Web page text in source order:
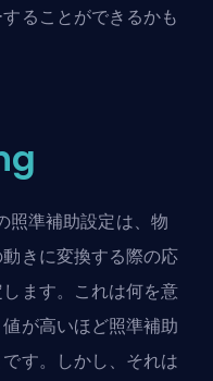
ることができるかも
準補助設定は、物
きに変換する際の応
ます。これは何を意
が高いほど照準補助
す。しかし、それは